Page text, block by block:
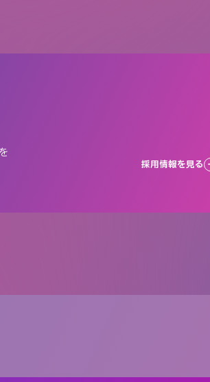
採用情報を見る